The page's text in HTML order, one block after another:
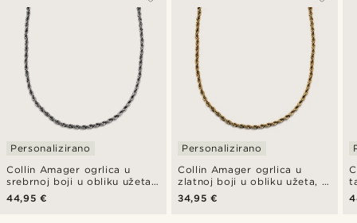
Collin Amager ogrlica u
srebrnoj boji u obliku užeta,
6 mm
Personalizirano
44,95 €
Collin Amager ogrlica u
zlatnoj boji u obliku užeta, 6
mm
Personalizirano
34,95 €